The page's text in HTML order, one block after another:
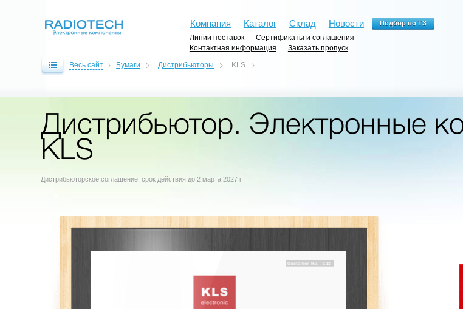
Компания Каталог Склад Новости
Линии поставок
Сертификаты и соглашения
Контактная информация
Заказать пропуск
Весь сайт Бумаги Дистрибьюторы KLS
Дистрибьютор. Электронные
KLS
Дистрибьюторское соглашение, срок действия до 2 марта 2027 г.